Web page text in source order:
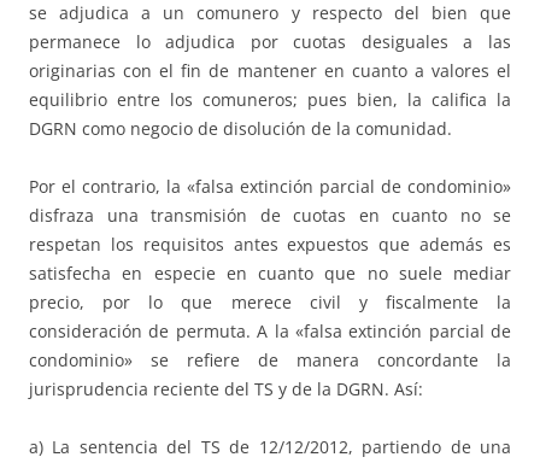
se adjudica a un comunero y respecto del bien que
permanece lo adjudica por cuotas desiguales a las
originarias con el fin de mantener en cuanto a valores el
equilibrio entre los comuneros; pues bien, la califica la
DGRN como negocio de disolución de la comunidad.
Por el contrario, la «falsa extinción parcial de condominio»
disfraza una transmisión de cuotas en cuanto no se
respetan los requisitos antes expuestos que además es
satisfecha en especie en cuanto que no suele mediar
precio, por lo que merece civil y fiscalmente la
consideración de permuta. A la «falsa extinción parcial de
condominio» se refiere de manera concordante la
jurisprudencia reciente del TS y de la DGRN. Así:
a) La sentencia del TS de 12/12/2012, partiendo de una